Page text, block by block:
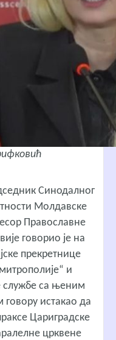
Синодалног
Молдавске
Православне
говорио је на
прекретнице
и
службе са њеним
говору истакао да
Цариградске
црквене